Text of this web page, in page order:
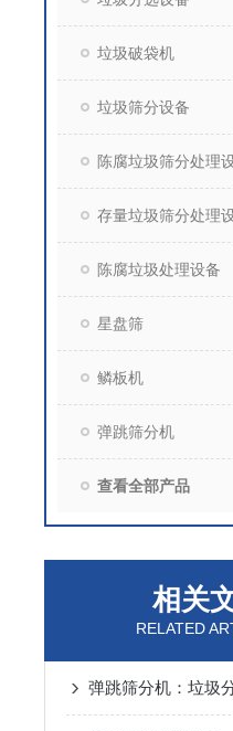
垃圾破袋机
垃圾筛分设备
陈腐垃圾筛分处理
存量垃圾筛分处理
陈腐垃圾处理设备
星盘筛
鳞板机
弹跳筛分机
查看全部产品
相关
RELATED
弹跳筛分机：垃圾